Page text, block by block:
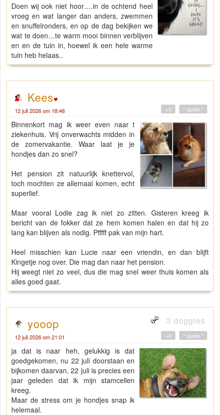
Doen wij ook niet hoor….in de ochtend heel
vroeg en wat langer dan anders, zwemmen
en snuffelronders, en op de dag bekijken we
wat te doen…te warm mooi binnen verblijven
en en de tuin in, hoewel ik een hele warme
tuin heb helaas..
Kees
12 juli 2026 om 18:46 " quote "
+0
Binnenkort mag ik weer even naar t
ziekenhuis. Vrij onverwachts midden in
de zomervakantie. Waar laat je je
hondjes dan zo snel?
Het pension zit natuurlijk knettervol,
toch mochten ze allemaal komen, echt
superlief.
Maar vooral Lodie zag ik niet zo zitten. Gisteren kreeg ik
bericht van de fokker dat ze hem komen halen en dat hij zo
lang kan blijven als nodig. Pfffff pak van mijn hart.
Heel misschien kan Lucie naar een vriendin, en dan blijft
Kingetje nog over. Die mag dan naar het pension.
Hij weegt niet zo veel, dus die mag snel weer thuis komen als
alles goed gaat.
yooop 3 doggies
12 juli 2026 om 21:01 " quote "
+0
ja dat is naar heh, gelukkig is dat
goedgekomen, nu 22 juli doorstaan en
bijkomen daarvan, 22 juli is precies een
jaar geleden dat ik mijn stamcellen
kreeg.
Maar de stress om je hondjes snap ik
helemaal.